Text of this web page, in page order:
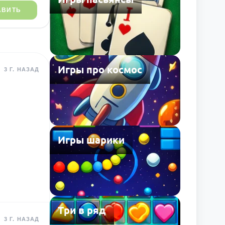
3 Г. НАЗАД
3 Г. НАЗАД
Игры про космос
Игры шарики
Три в ряд